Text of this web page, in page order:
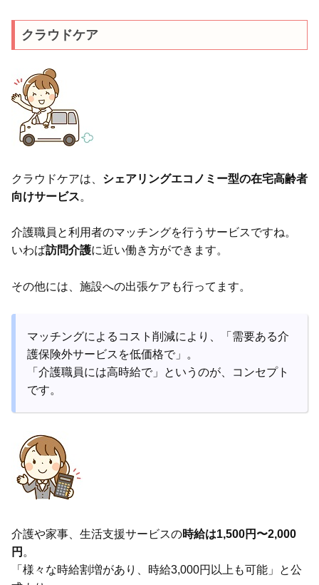
クラウドケア
クラウドケアは、 シェアリングエコノミー型の在宅高齢者
向けサービス。
介護職員と利用者のマッチングを行うサービスですね。
いわば訪問介護に近い働き方ができます。
その他には、施設への出張ケアも行ってます。
マッチングによるコスト削減により、「需要ある介
護保険外サービスを低価格で」。
「介護職員には高時給で」というのが、コンセプト
です。
介護や家事、生活支援サービスの時給は1,500円〜2,000
円 。
「様々な時給割増があり、時給3,000円以上も可能」と公